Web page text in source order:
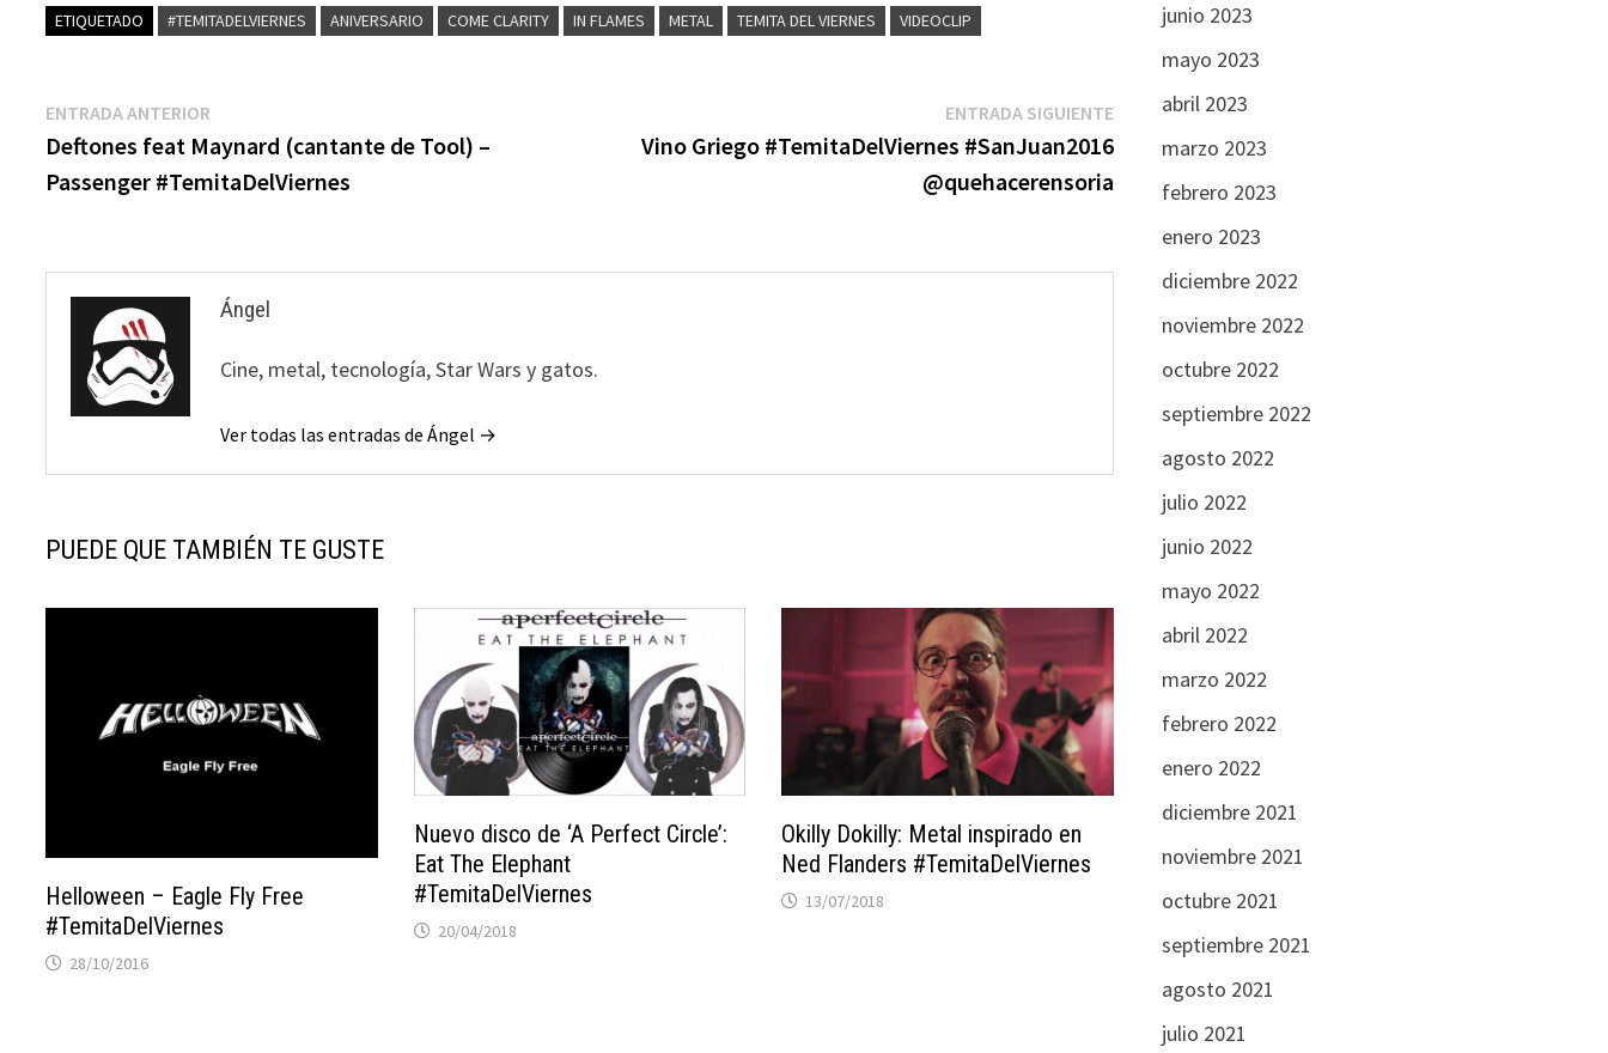
ETIQUETADO #TEMITADELVIERNES ANIVERSARIO COME CLARITY IN FLAMES METAL TEMITA DEL VIERNES VIDEOCLIP
Navegación
de
entradas
ENTRADA ANTERIOR
anterior:
Deftones feat Maynard (cantante de Tool) –
Passenger #TemitaDelViernes
ENTRADA SIGUIENTEEntrada
siguiente:
Vino Griego #TemitaDelViernes #SanJuan2016
@quehacerensoria
Ángel
Cine, metal, tecnología, Star Wars y gatos.
Ver todas las entradas de Ángel →
PUEDE QUE TAMBIÉN TE GUSTE
Helloween – Eagle Fly Free
#TemitaDelViernes
28/10/2016
Nuevo disco de ‘A Perfect Circle’:
Eat The Elephant
#TemitaDelViernes
20/04/2018
Okilly Dokilly: Metal inspirado en
Ned Flanders #TemitaDelViernes
13/07/2018
junio 2023
mayo 2023
abril 2023
marzo 2023
febrero 2023
enero 2023
diciembre 2022
noviembre 2022
octubre 2022
septiembre 2022
agosto 2022
julio 2022
junio 2022
mayo 2022
abril 2022
marzo 2022
febrero 2022
enero 2022
diciembre 2021
noviembre 2021
octubre 2021
septiembre 2021
agosto 2021
julio 2021